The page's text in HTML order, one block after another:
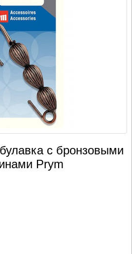
с бронзовыми
Prym